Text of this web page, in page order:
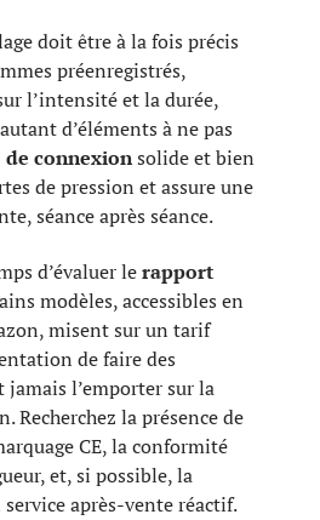
doit être à la fois précis
préenregistrés,
l’intensité et la durée,
d’éléments à ne pas
de connexionsolide et bien
de pression et assure une
séance après séance.
d’évaluer lerapport
modèles, accessibles en
misent sur un tarif
de faire des
l’emporter sur la
Recherchez la présence de
CE, la conformité
et, si possible, la
après-vente réactif.